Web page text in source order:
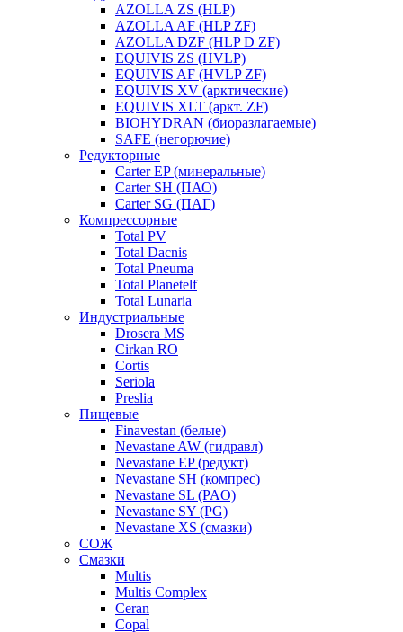
AZOLLA ZS (HLP)
AZOLLA AF (HLP ZF)
AZOLLA DZF (HLP D ZF)
EQUIVIS ZS (HVLP)
EQUIVIS AF (HVLP ZF)
EQUIVIS XV (арктические)
EQUIVIS XLT (аркт. ZF)
BIOHYDRAN (биоразлагаемые)
SAFE (негорючие)
Редукторные
Carter EP (минеральные)
Carter SH (ПАО)
Carter SG (ПАГ)
Компрессорные
Total PV
Total Dacnis
Total Pneuma
Total Planetelf
Total Lunaria
Индустриальные
Drosera MS
Cirkan RO
Cortis
Seriola
Preslia
Пищевые
Finavestan (белые)
Nevastane AW (гидравл)
Nevastane EP (редукт)
Nevastane SH (компрес)
Nevastane SL (PAO)
Nevastane SY (PG)
Nevastane XS (смазки)
СОЖ
Смазки
Multis
Multis Complex
Ceran
Copal